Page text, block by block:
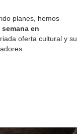
planes, hemos
en
oferta cultural y su